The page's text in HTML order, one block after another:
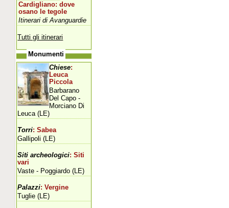
Cardigliano: dove
osano le tegole
Itinerari di Avanguardie
Tutti gli itinerari
Monumenti
Chiese:
Leuca
Piccola
Barbarano
Del Capo -
Morciano Di
Leuca (LE)
Torri: Sabea
Gallipoli (LE)
Siti archeologici: Siti
vari
Vaste - Poggiardo (LE)
Palazzi: Vergine
Tuglie (LE)